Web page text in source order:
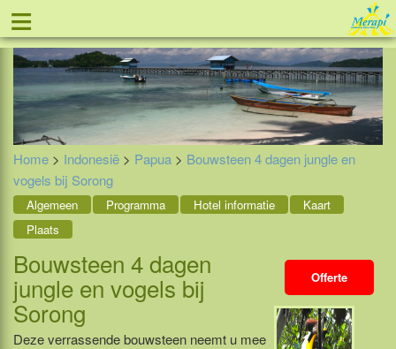
≡ Tel: 088 - 81 11 999
Home > Indonesië > Papua > Bouwsteen 4 dagen jungle en
vogels bij Sorong
Algemeen Programma Hotel informatie
Kaart
Plaats
Offerte
Bouwsteen 4 dagen
jungle en vogels bij
Sorong
Deze verrassende bouwsteen neemt u mee